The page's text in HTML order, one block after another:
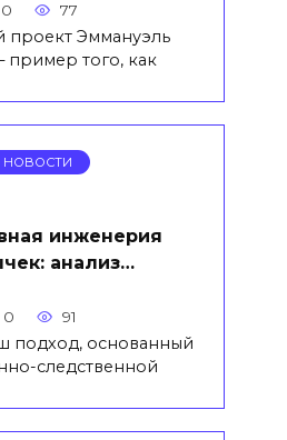
0 77
проект Эммануэль
того, как
НОВОСТИ
инженерия
анализ…
0 91
основанный
следственной